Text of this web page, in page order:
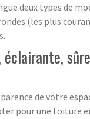
deux types de
(les plus
de votre
pour une toiture